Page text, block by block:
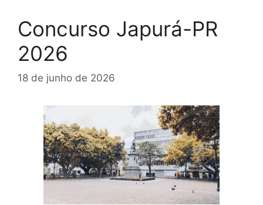
Concurso Japurá-PR
2026
18 de junho de 2026